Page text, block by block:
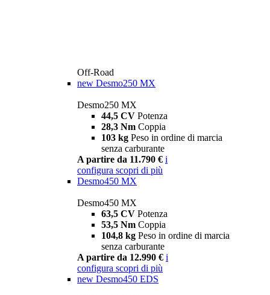
Off-Road
new Desmo250 MX
Desmo250 MX
44,5 CV Potenza
28,3 Nm Coppia
103 kg Peso in ordine di marcia
senza carburante
A partire da 11.790 € i
configura scopri di più
Desmo450 MX
Desmo450 MX
63,5 CV Potenza
53,5 Nm Coppia
104,8 kg Peso in ordine di marcia
senza carburante
A partire da 12.990 € i
configura scopri di più
new Desmo450 EDS